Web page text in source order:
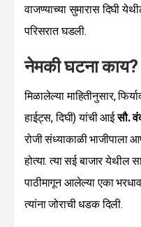
वाजण्याच्या सुमारास दिघी
परिसरात घडली.
नेमकी घटना काय?
मिळालेल्या माहितीनुसार,
हाईट्स, दिघी) यांची आईसौ.
रोजी संध्याकाळी भाजीपाला
होत्या. त्या सई बाजार येथील
पाठीमागून आलेल्या एका
त्यांना जोराची धडक दिली.